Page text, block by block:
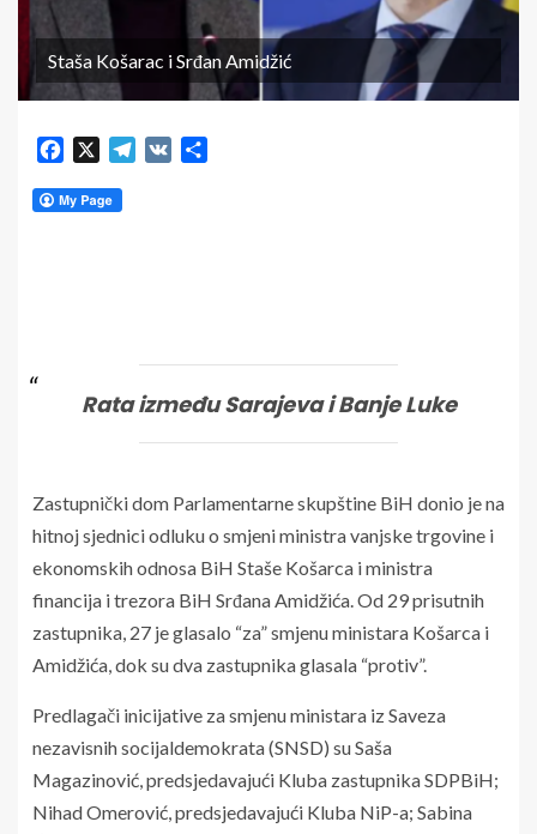
Staša Košarac i Srđan Amidžić
Facebook Telegram
VK
Rata između Sarajeva i Banje Luke
Zastupnički dom Parlamentarne skupštine BiH donio je na
hitnoj sjednici odluku o smjeni ministra vanjske trgovine i
ekonomskih odnosa BiH Staše Košarca i ministra
financija i trezora BiH Srđana Amidžića. Od 29 prisutnih
zastupnika, 27 je glasalo “za” smjenu ministara Košarca i
Amidžića, dok su dva zastupnika glasala “protiv”.
Predlagači inicijative za smjenu ministara iz Saveza
nezavisnih socijaldemokrata (SNSD) su Saša
Magazinović, predsjedavajući Kluba zastupnika SDPBiH;
Nihad Omerović, predsjedavajući Kluba NiP-a; Sabina